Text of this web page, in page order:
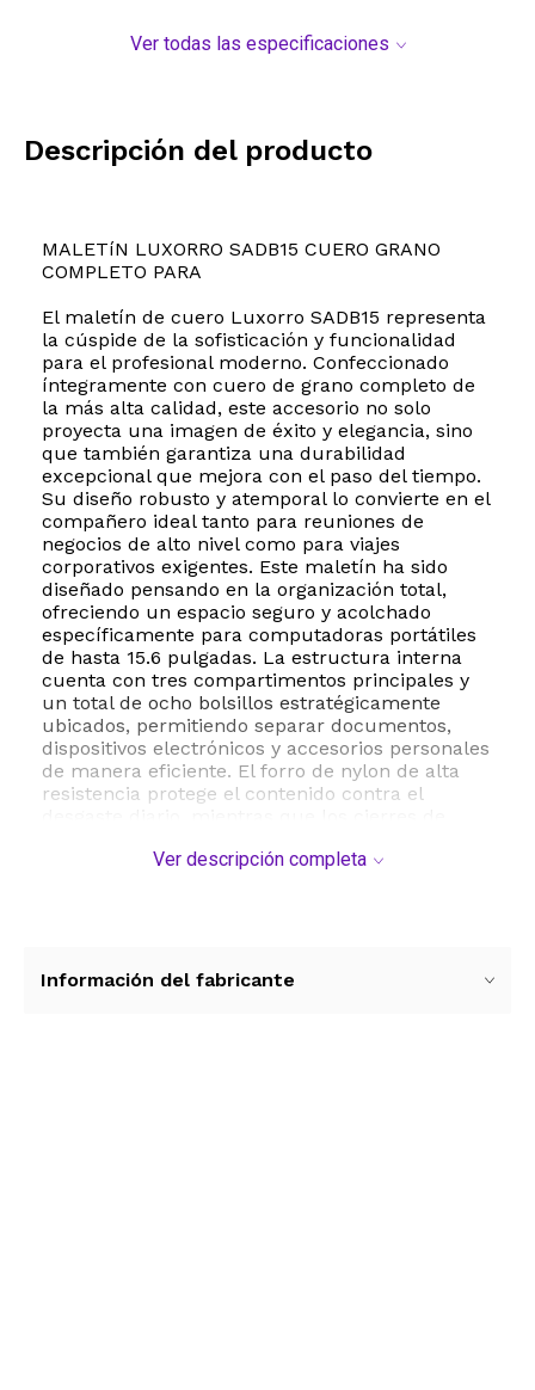
Ver todas las especificaciones
Descripción del producto
MALETíN LUXORRO SADB15 CUERO GRANO
COMPLETO PARA
El maletín de cuero Luxorro SADB15 representa
la cúspide de la sofisticación y funcionalidad
para el profesional moderno. Confeccionado
íntegramente con cuero de grano completo de
la más alta calidad, este accesorio no solo
proyecta una imagen de éxito y elegancia, sino
que también garantiza una durabilidad
excepcional que mejora con el paso del tiempo.
Su diseño robusto y atemporal lo convierte en el
compañero ideal tanto para reuniones de
negocios de alto nivel como para viajes
corporativos exigentes. Este maletín ha sido
diseñado pensando en la organización total,
ofreciendo un espacio seguro y acolchado
específicamente para computadoras portátiles
de hasta 15.6 pulgadas. La estructura interna
cuenta con tres compartimentos principales y
un total de ocho bolsillos estratégicamente
ubicados, permitiendo separar documentos,
dispositivos electrónicos y accesorios personales
de manera eficiente. El forro de nylon de alta
resistencia protege el contenido contra el
pertenencias permanezcan en su lugar durante
mediante su asa de cuero reforzada para un
Ver descripción completa
Información del fabricante